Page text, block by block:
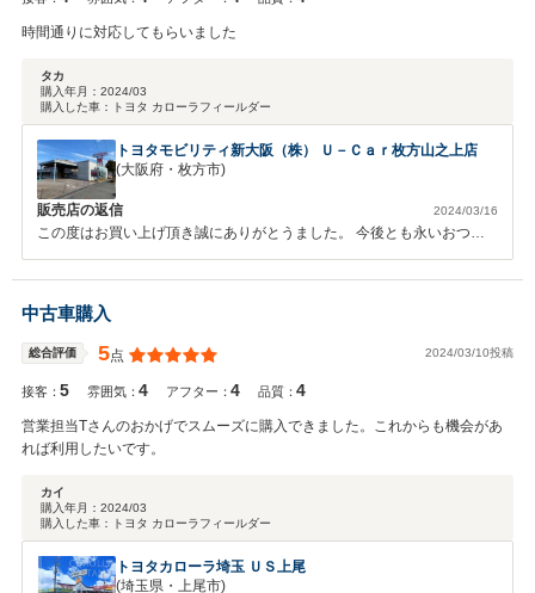
時間通りに対応してもらいました
タカ
購入年月： 2024/03
購入した車：
トヨタ カローラフィールダー
トヨタモビリティ新大阪（株） Ｕ－Ｃａｒ枚方山之上店
(大阪府・枚方市)
販売店の返信 2024/03/16
この度はお買い上げ頂き誠にありがとうました。 今後とも永いおつき
中古車購入
総合評価 5点 2024/03/10投稿
接客：5 雰囲気：4 アフター：4 品質：4
営業担当Tさんのおかげでスムーズに購入できました。これからも機会があ
れば利用したいです。
カイ
購入年月： 2024/03
購入した車：
トヨタ カローラフィールダー
トヨタカローラ埼玉 ＵＳ上尾
(埼玉県・上尾市)